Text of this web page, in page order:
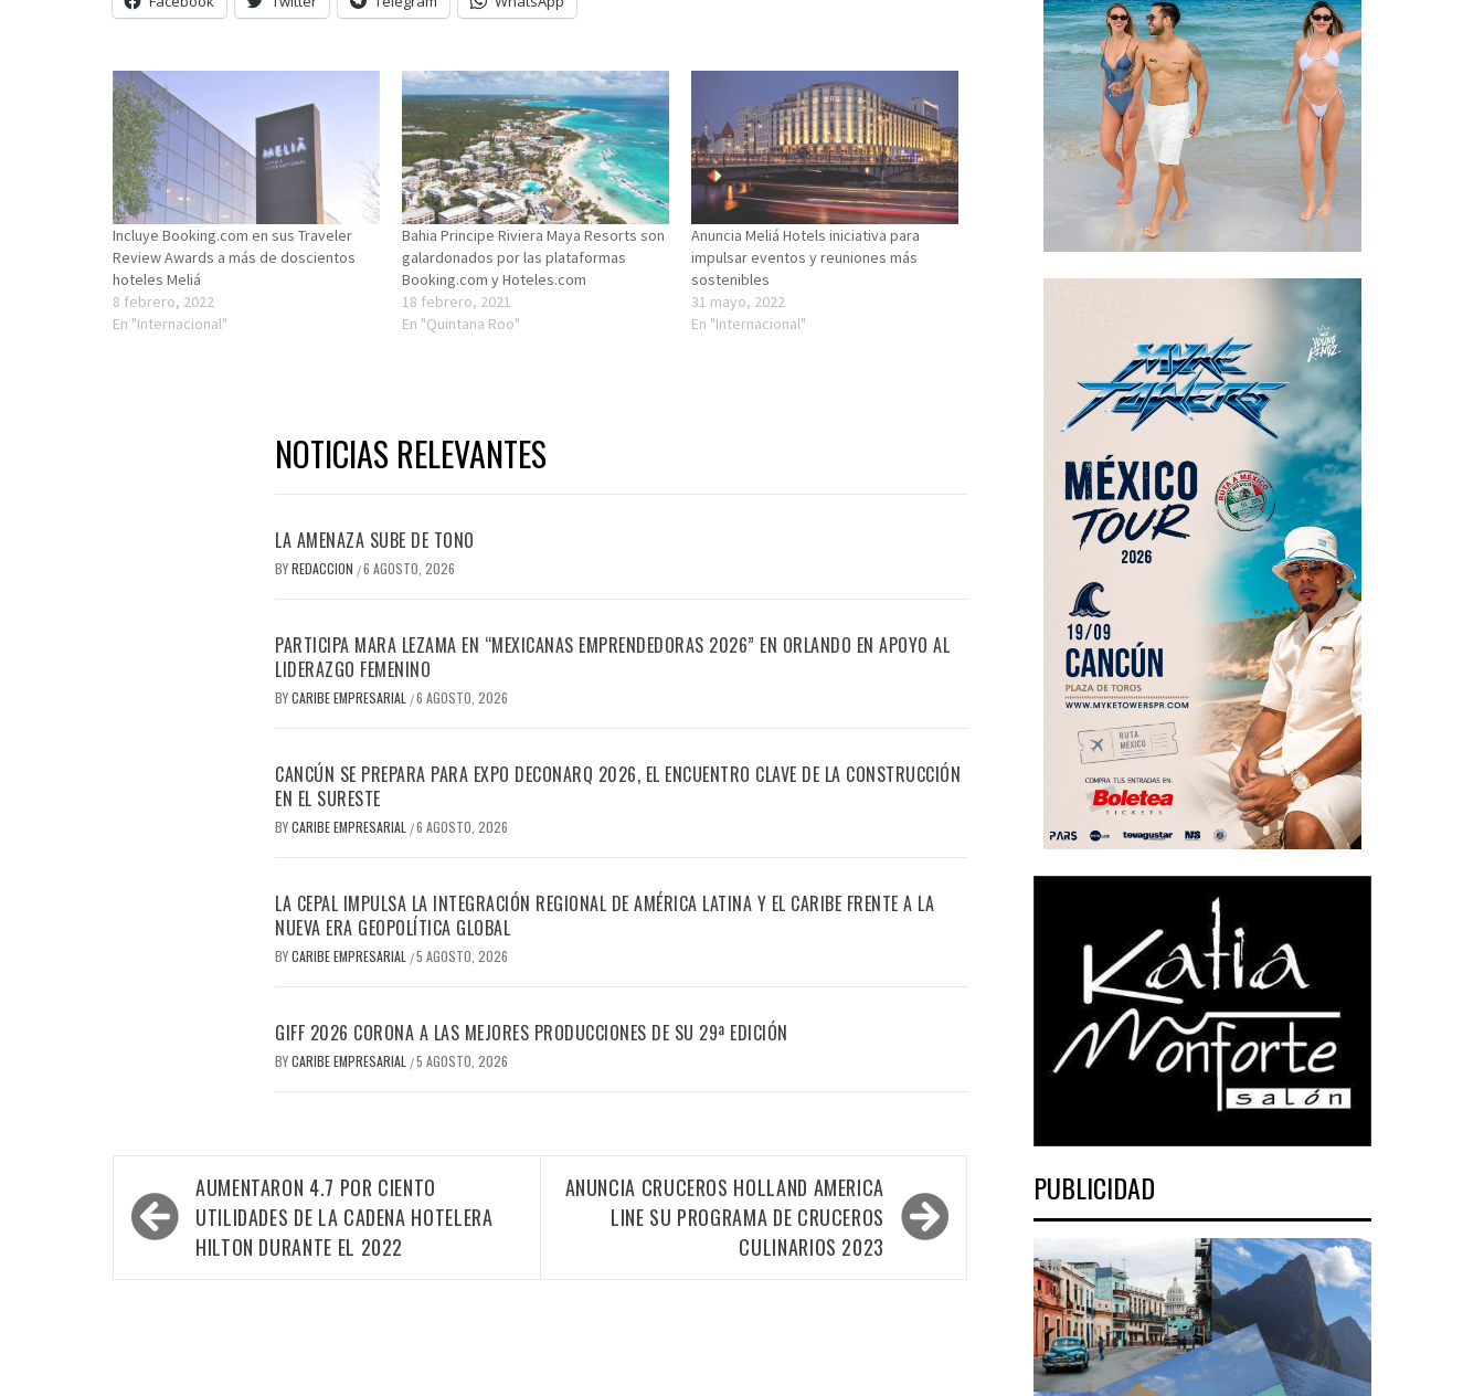
Incluye Booking.com en sus Traveler
Review Awards a más de doscientos
hoteles Meliá
8 febrero, 2022
En "Internacional"
Bahia Principe Riviera Maya Resorts son
galardonados por las plataformas
Booking.com y Hoteles.com
18 febrero, 2021
En "Quintana Roo"
Anuncia Meliá Hotels iniciativa para
impulsar eventos y reuniones más
sostenibles
31 mayo, 2022
En "Internacional"
NOTICIAS RELEVANTES
LA AMENAZA SUBE DE TONO
BYREDACCION /6 AGOSTO, 2026
PARTICIPA MARA LEZAMA EN “MEXICANAS EMPRENDEDORAS 2026” EN ORLANDO EN APOYO AL
LIDERAZGO FEMENINO
BYCARIBE EMPRESARIAL /6 AGOSTO, 2026
CANCÚN SE PREPARA PARA EXPO DECONARQ 2026, EL ENCUENTRO CLAVE DE LA CONSTRUCCIÓN
EN EL SURESTE
BYCARIBE EMPRESARIAL /6 AGOSTO, 2026
LA CEPAL IMPULSA LA INTEGRACIÓN REGIONAL DE AMÉRICA LATINA Y EL CARIBE FRENTE A LA
NUEVA ERA GEOPOLÍTICA GLOBAL
BYCARIBE EMPRESARIAL /5 AGOSTO, 2026
GIFF 2026 CORONA A LAS MEJORES PRODUCCIONES DE SU 29ª EDICIÓN
BYCARIBE EMPRESARIAL /5 AGOSTO, 2026
Navegación
de
entradas
AUMENTARON 4.7 POR CIENTO
UTILIDADES DE LA CADENA HOTELERA
HILTON DURANTE EL 2022
ANUNCIA CRUCEROS HOLLAND AMERICA
LINE SU PROGRAMA DE CRUCEROS
CULINARIOS 2023
PUBLICIDAD